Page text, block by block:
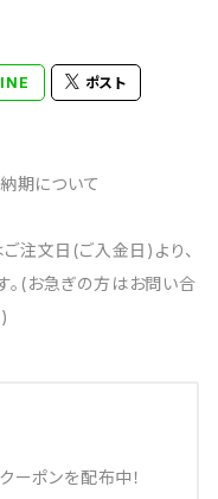
ポスト
期について
注文日(ご入金日)より、
。(お急ぎの方はお問い合
ーポンを配布中！